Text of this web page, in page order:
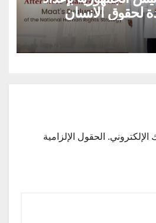
لحقوق الانسان
بمشاركة المجتمع المدني يؤكد ان حقوق
يمكن التراجع عنها
الحقول الإلزامية